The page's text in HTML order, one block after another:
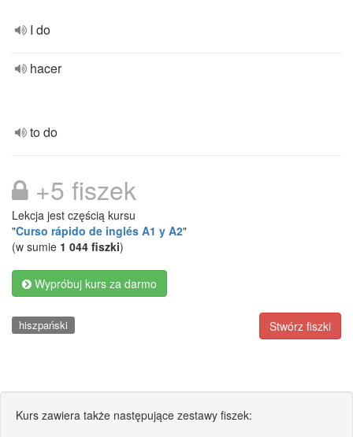
I do
hacer
to do
+5 fiszek
Lekcja jest częścią kursu
"Curso rápido de inglés A1 y A2"
(w sumie 1 044 fiszki)
Wypróbuj kurs za darmo
Stwórz fiszki
hiszpański
Kurs zawiera także następujące zestawy fiszek: